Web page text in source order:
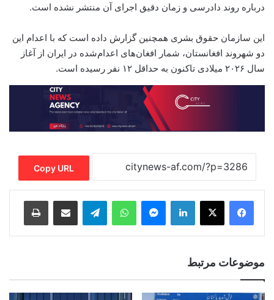
درباره روند دادرسی و زمان دقیق اجرای آن منتشر نشده است.
این سازمان حقوق بشری همچنین گزارش داده است که با اعدام این
دو شهروند افغانستان، شمار افغان‌های اعدام‌شده در ایران از آغاز
سال ۲۰۲۶ میلادی تاکنون به حداقل ۱۲ نفر رسیده است.
Copy URL
LinkedIn
Messenger
WhatsApp
Telegram
Share via Email
Print
موضوعات مرتبط